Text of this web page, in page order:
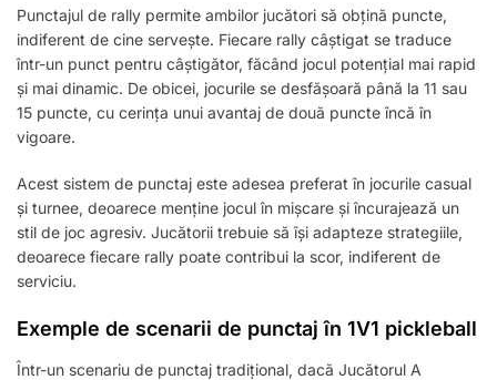
Punctajul de rally permite ambilor jucători să obțină puncte,
indiferent de cine servește. Fiecare rally câștigat se traduce
într-un punct pentru câștigător, făcând jocul potențial mai rapid
și mai dinamic. De obicei, jocurile se desfășoară până la 11 sau
15 puncte, cu cerința unui avantaj de două puncte încă în
vigoare.
Acest sistem de punctaj este adesea preferat în jocurile casual
și turnee, deoarece menține jocul în mișcare și încurajează un
stil de joc agresiv. Jucătorii trebuie să își adapteze strategiile,
deoarece fiecare rally poate contribui la scor, indiferent de
serviciu.
Exemple de scenarii de punctaj în 1V1 pickleball
Într-un scenariu de punctaj tradițional, dacă Jucătorul A